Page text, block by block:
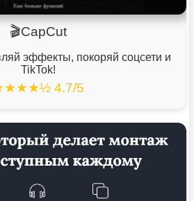
🎬CapCut
эффекты, покоряй соцсети и
TikTok!
4.7/5